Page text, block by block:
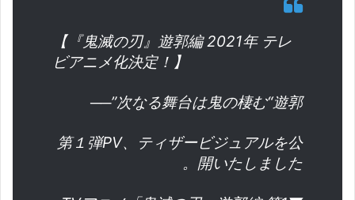
【『鬼滅の刃』遊郭編 2021年 テレ
ビアニメ化決定！】
次なる舞台は鬼の棲む“遊郭”──
第１弾PV、ティザービジュアルを公
開いたしました。